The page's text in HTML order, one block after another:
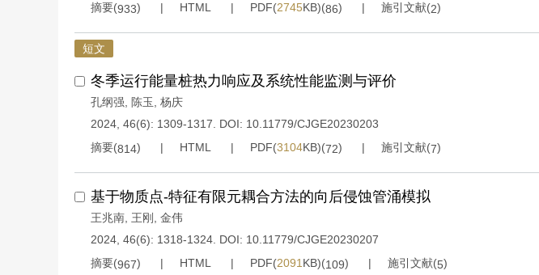
摘要(933) HTML PDF(2745KB)(86) 施引文献(2)
短文
冬季运行能量桩热力响应及系统性能监测与评价
孔纲强 陈玉
杨庆
2024, 46(6): 1309-1317.
DOI: 10.11779/CJGE20230203
摘要(814) HTML PDF(3104KB)(72) 施引文献(7)
基于物质点-特征有限元耦合方法的向后侵蚀管涌模拟
王兆南 王刚
金伟
2024, 46(6): 1318-1324. DOI: 10.11779/CJGE20230207
摘要(967) HTML PDF(2091 KB)(109) 施引文献(5)